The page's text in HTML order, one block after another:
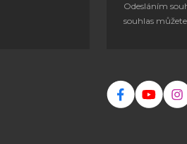
Odesláním
souhlas